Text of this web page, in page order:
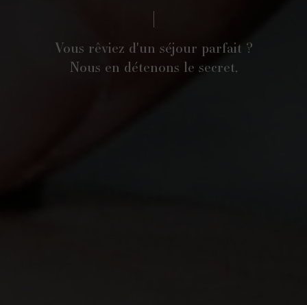
Vous rêviez d'un séjour parfait ?
Nous en détenons le secret.